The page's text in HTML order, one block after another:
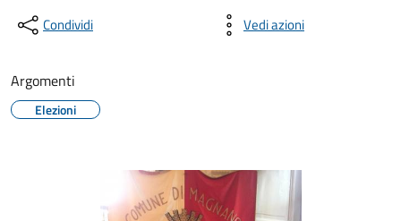
Condividi Vedi azioni
Argomenti
Elezioni